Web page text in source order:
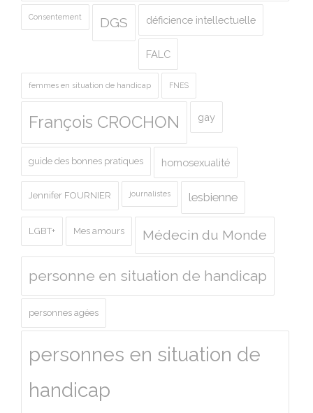
Consentement DGS déficience intellectuelle
FALC
femmes en situation de handicap FNES
François CROCHON gay
guide des bonnes pratiques homosexualité
Jennifer FOURNIER journalistes lesbienne
LGBT+ Mes amours Médecin du Monde
personne en situation de handicap
personnes agées
personnes en situation de
handicap